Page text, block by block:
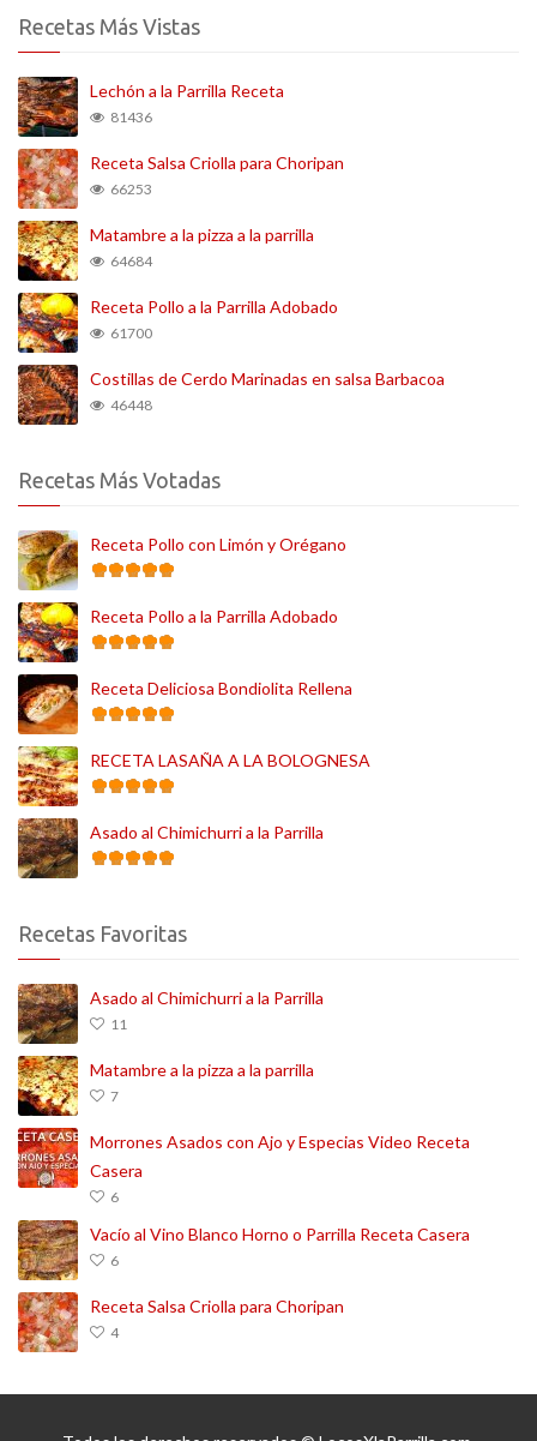
Recetas Más Vistas
Lechón a la Parrilla Receta
81436
Receta Salsa Criolla para Choripan
66253
Matambre a la pizza a la parrilla
64684
Receta Pollo a la Parrilla Adobado
61700
Costillas de Cerdo Marinadas en salsa Barbacoa
46448
Recetas Más Votadas
Receta Pollo con Limón y Orégano
Receta Pollo a la Parrilla Adobado
Receta Deliciosa Bondiolita Rellena
RECETA LASAÑA A LA BOLOGNESA
Asado al Chimichurri a la Parrilla
Recetas Favoritas
Asado al Chimichurri a la Parrilla
11
Matambre a la pizza a la parrilla
7
Morrones Asados con Ajo y Especias Video Receta
Casera
6
Vacío al Vino Blanco Horno o Parrilla Receta Casera
6
Receta Salsa Criolla para Choripan
4